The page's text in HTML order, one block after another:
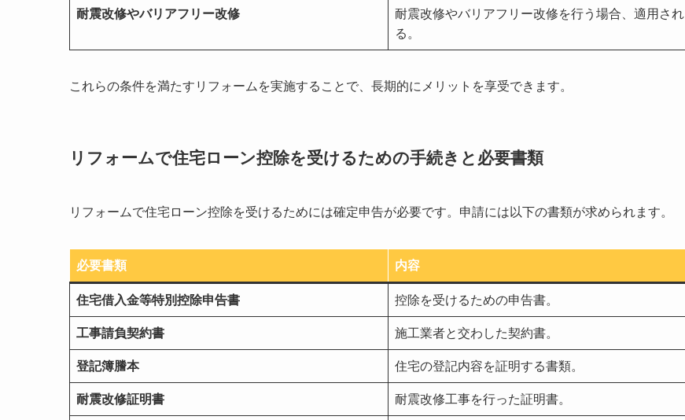
耐震改修やバリアフリー改修
耐震改修やバリアフリー改修を行う場合、適用され
る。
これらの条件を満たすリフォームを実施することで、長期的にメリットを享受できます。
リフォームで住宅ローン控除を受けるための手続きと必要書類
リフォームで住宅ローン控除を受けるためには確定申告が必要です。申請には以下の書類が求められます。
必要書類 内容
住宅借入金等特別控除申告書 控除を受けるための申告書。
工事請負契約書 施工業者と交わした契約書。
登記簿謄本 住宅の登記内容を証明する書類。
耐震改修証明書 耐震改修工事を行った証明書。